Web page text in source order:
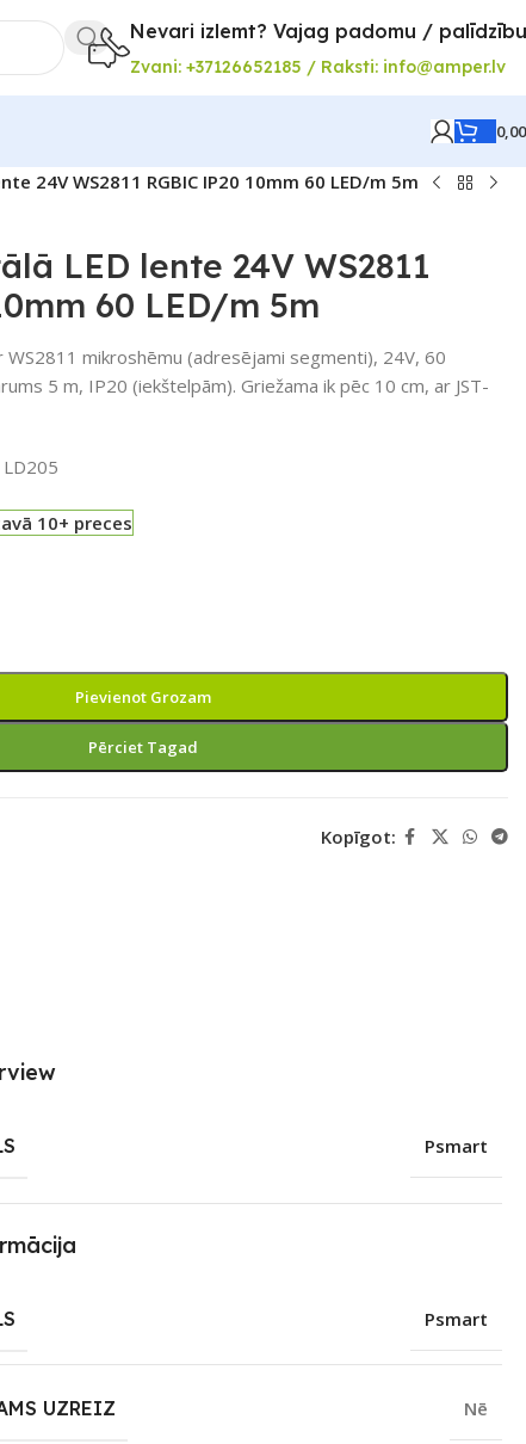
Nevari izlemt? Vajag padomu /
Zvani: +37126652185 / Raksti: info@amper.lv
24V WS2811 RGBIC IP20 10mm 60 LED/m 5m
LED lente 24V WS2811
60 LED/m 5m
WS2811 mikroshēmu (adresējami segmenti), 24V, 60
5 m, IP20 (iekštelpām). Griežama ik pēc 10 cm, ar JST-
LD205
10+ preces
Pievienot Grozam
Pērciet Tagad
Kopīgot:
Psmart
Psmart
UZREIZ Nē